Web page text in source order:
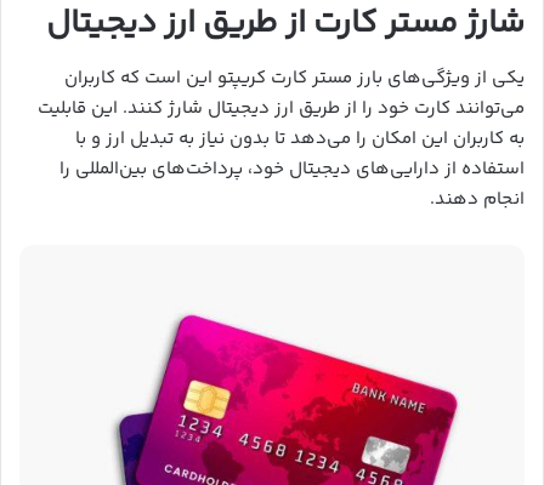
شارژ مستر کارت از طریق ارز دیجیتال
یکی از ویژگی‌های بارز مستر کارت کریپتو این است که کاربران
می‌توانند کارت خود را از طریق ارز دیجیتال شارژ کنند. این قابلیت
به کاربران این امکان را می‌دهد تا بدون نیاز به تبدیل ارز و با
استفاده از دارایی‌های دیجیتال خود، پرداخت‌های بین‌المللی را
انجام دهند.